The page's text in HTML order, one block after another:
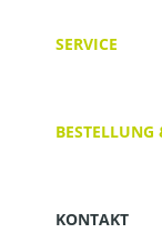
SERVICE
BESTELLUNG
KONTAKT